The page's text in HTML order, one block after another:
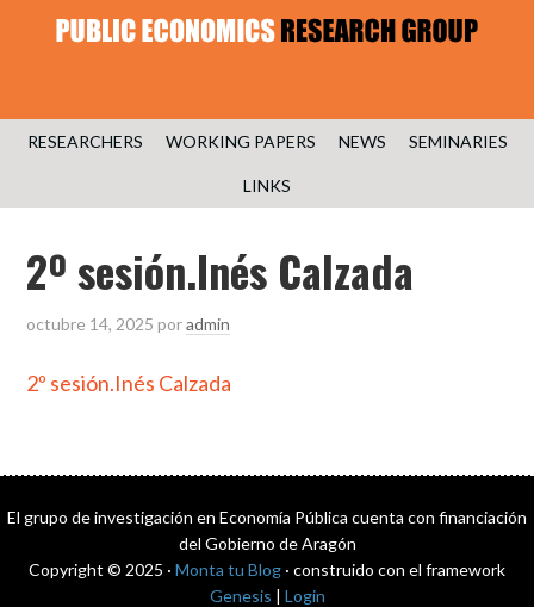
RESEARCHERS WORKING PAPERS NEWS SEMINARIES
LINKS
2º sesión.Inés Calzada
octubre 14, 2025 poradmin
2º sesión.Inés Calzada
El grupo de investigación en Economía Pública cuenta con financiación
del Gobierno de Aragón
Copyright © 2025 · Monta tu Blog · construido con el framework
Genesis | Login